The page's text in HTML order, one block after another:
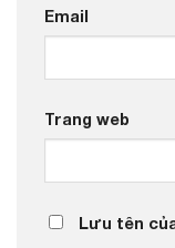
Email
Trang web
Lưu tên